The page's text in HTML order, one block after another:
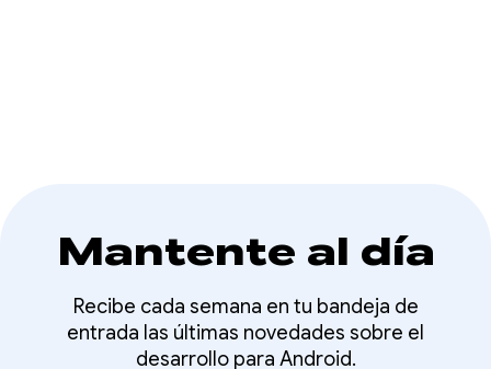
Mantente al día
Recibe cada semana en tu bandeja de
entrada las últimas novedades sobre el
desarrollo para Android.